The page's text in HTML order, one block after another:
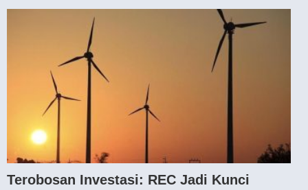
Terobosan Investasi: REC Jadi Kunci